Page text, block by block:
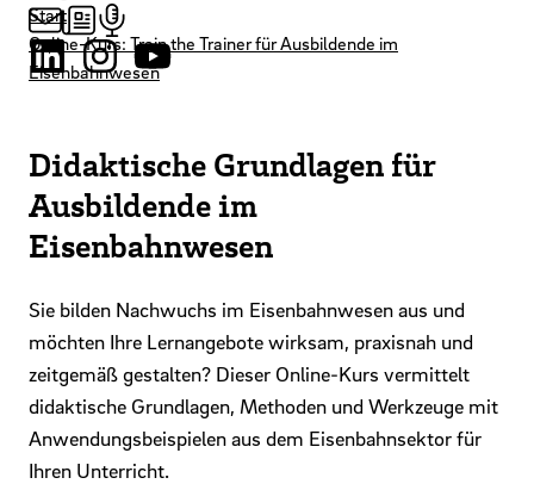
Start
Online-Kurs: Train the Trainer für Ausbildende im
Eisenbahnwesen
Didaktische Grundlagen für
Ausbildende im
Eisenbahnwesen
Sie bilden Nachwuchs im Eisenbahnwesen aus und
möchten Ihre Lernangebote wirksam, praxisnah und
zeitgemäß gestalten? Dieser Online-Kurs vermittelt
didaktische Grundlagen, Methoden und Werkzeuge mit
Anwendungsbeispielen aus dem Eisenbahnsektor für
Ihren Unterricht.